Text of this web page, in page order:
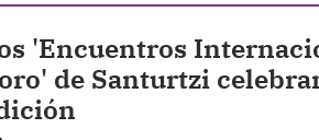
'Encuentros
de Santurtzi